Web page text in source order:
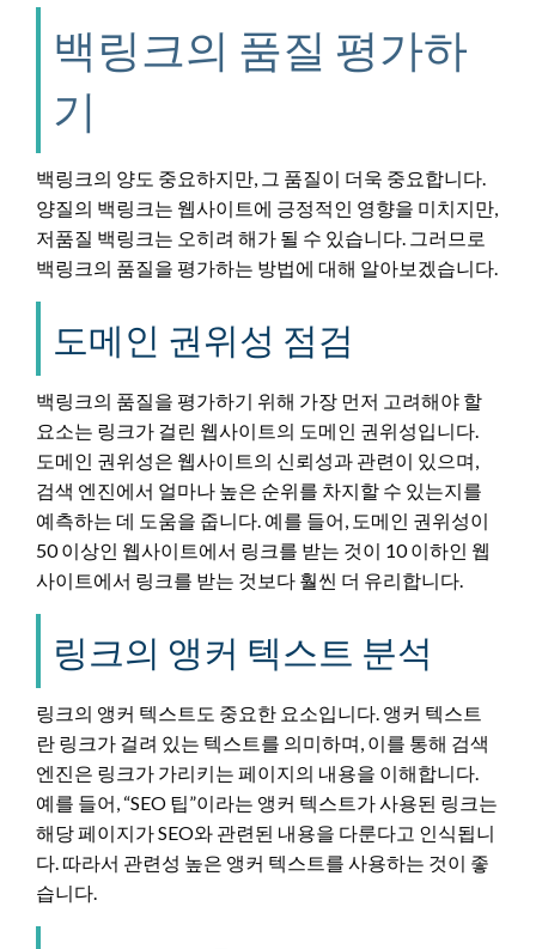
백링크의 품질 평가하
기
백링크의 양도 중요하지만, 그 품질이 더욱 중요합니다.
양질의 백링크는 웹사이트에 긍정적인 영향을 미치지만,
저품질 백링크는 오히려 해가 될 수 있습니다. 그러므로
백링크의 품질을 평가하는 방법에 대해 알아보겠습니다.
도메인 권위성 점검
백링크의 품질을 평가하기 위해 가장 먼저 고려해야 할
요소는 링크가 걸린 웹사이트의 도메인 권위성입니다.
도메인 권위성은 웹사이트의 신뢰성과 관련이 있으며,
검색 엔진에서 얼마나 높은 순위를 차지할 수 있는지를
예측하는 데 도움을 줍니다. 예를 들어, 도메인 권위성이
50 이상인 웹사이트에서 링크를 받는 것이 10 이하인 웹
사이트에서 링크를 받는 것보다 훨씬 더 유리합니다.
링크의 앵커 텍스트 분석
링크의 앵커 텍스트도 중요한 요소입니다. 앵커 텍스트
란 링크가 걸려 있는 텍스트를 의미하며, 이를 통해 검색
엔진은 링크가 가리키는 페이지의 내용을 이해합니다.
예를 들어, “SEO 팁”이라는 앵커 텍스트가 사용된 링크는
해당 페이지가 SEO와 관련된 내용을 다룬다고 인식됩니
다. 따라서 관련성 높은 앵커 텍스트를 사용하는 것이 좋
습니다.